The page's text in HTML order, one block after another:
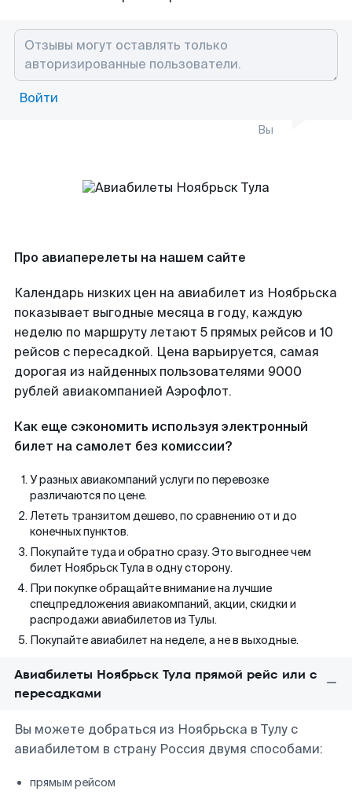
Войти
Вы
Про авиаперелеты на нашем сайте
Календарь низких цен на авиабилет из Ноябрьска
показывает выгодные месяца в году, каждую
неделю по маршруту летают 5 прямых рейсов и 10
рейсов с пересадкой. Цена варьируется, самая
дорогая из найденных пользователями 9000
рублей авиакомпанией Аэрофлот.
Как еще сэкономить используя электронный
билет на самолет без комиссии?
У разных авиакомпаний услуги по перевозке
различаются по цене.
Лететь транзитом дешево, по сравнению от и до
конечных пунктов.
Покупайте туда и обратно сразу. Это выгоднее чем
билет Ноябрьск Тула в одну сторону.
При покупке обращайте внимание на лучшие
спецпредложения авиакомпаний, акции, скидки и
распродажи авиабилетов из Тулы.
Покупайте авиабилет на неделе, а не в выходные.
Авиабилеты Ноябрьск Тула прямой рейс или с
пересадками
Вы можете добраться из Ноябрьска в Тулу с
авиабилетом в страну Россия двумя способами:
прямым рейсом